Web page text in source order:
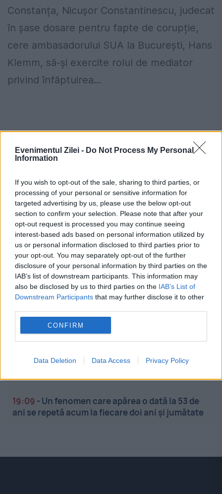
Evenimentul Zilei - Do Not Process My Personal
Information
If you wish to opt-out of the sale, sharing to third parties, or
processing of your personal or sensitive information for
targeted advertising by us, please use the below opt-out
section to confirm your selection. Please note that after your
opt-out request is processed you may continue seeing
interest-based ads based on personal information utilized by
us or personal information disclosed to third parties prior to
your opt-out. You may separately opt-out of the further
disclosure of your personal information by third parties on the
IAB’s list of downstream participants. This information may
also be disclosed by us to third parties on the IAB’s List of
Downstream Participants that may further disclose it to other
CONFIRM
Data Deletion Data Access Privacy Policy
Constanța, Nicușor Constantinescu, judecat
în șase dosare pentru fapte de corupție,
cere ambasadorului SUA la București, Hans
Klemm, să-și exercite rolul de mediator
privind înfăptuirea...
Stiri calde
20:01-Atac armat într-o școală din Thailanda:
nouă morți și 23 de răniți
19:51- Cătălin Preda, campion european la Paris.
Românul a câștigat aurul la sărituri de la 20 de
metri
19:40-Noi măsuri la frontiera Moldova-Ucraina.
Ce se schimbă pentru șoferi și transportatori
19:28-Cum eviți risipa când folosești capsulele
de detergent. Greșeli care duc la consum mai
mare de energie
19:20-SpaceX și Tesla vor construi în Texas cea
19:09 - Un fenomen care apărea o dată la 53 de
ani se repetă acum la fiecare doi ani și jumătate